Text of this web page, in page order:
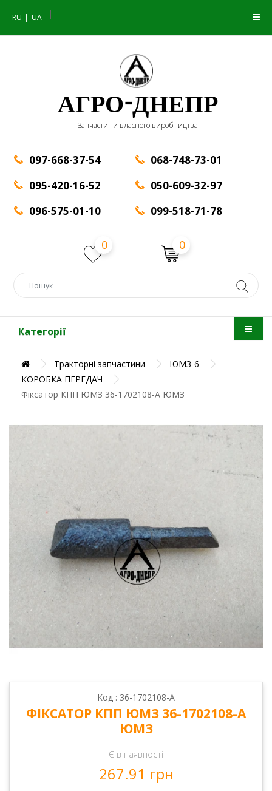
RU UA |
АГРО-ДНЕПР
Запчастини власного виробництва
097-668-37-54
095-420-16-52
096-575-01-10
068-748-73-01
050-609-32-97
099-518-71-78
0 0
Категорії
Тракторні запчастини
ЮМЗ-6
КОРОБКА ПЕРЕДАЧ
Фіксатор КПП ЮМЗ 36-1702108-А ЮМЗ
Код : 36-1702108-А
ФІКСАТОР КПП ЮМЗ 36-1702108-А
ЮМЗ
Є в наявності
267.91 грн